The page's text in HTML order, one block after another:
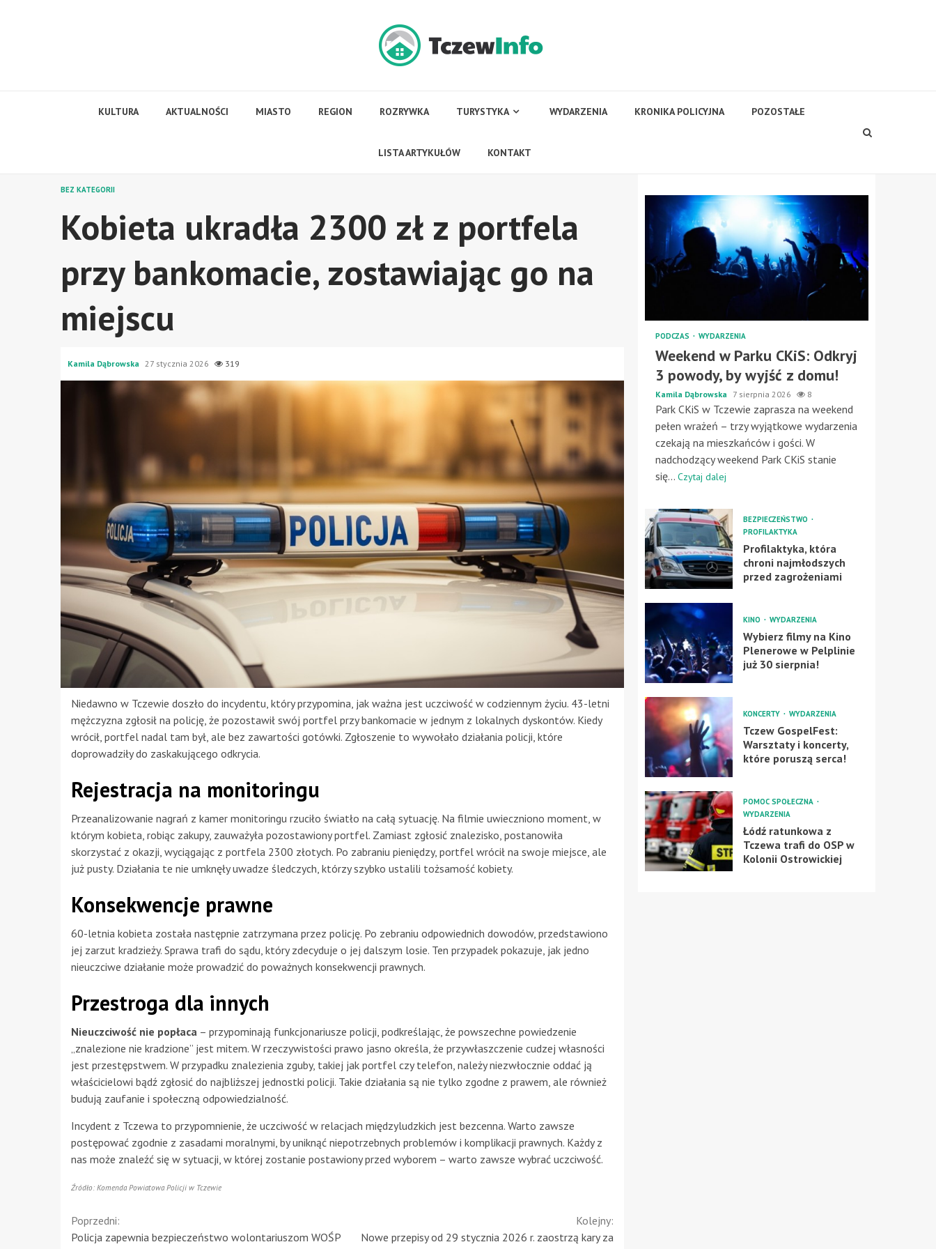
KULTURA AKTUALNOŚCI MIASTO REGION ROZRYWKA TURYSTYKA WYDARZENIA KRONIKA POLICYJNA POZOSTAŁE
LISTA ARTYKUŁÓW KONTAKT
BEZ KATEGORII
Kobieta ukradła 2300 zł z portfela
przy bankomacie, zostawiając go na
miejscu
Kamila Dąbrowska 27 stycznia 2026 319
Niedawno w Tczewie doszło do incydentu, który przypomina, jak ważna jest uczciwość w codziennym życiu. 43-letni
mężczyzna zgłosił na policję, że pozostawił swój portfel przy bankomacie w jednym z lokalnych dyskontów. Kiedy
wrócił, portfel nadal tam był, ale bez zawartości gotówki. Zgłoszenie to wywołało działania policji, które
doprowadziły do zaskakującego odkrycia.
Rejestracja na monitoringu
Przeanalizowanie nagrań z kamer monitoringu rzuciło światło na całą sytuację. Na filmie uwieczniono moment, w
którym kobieta, robiąc zakupy, zauważyła pozostawiony portfel. Zamiast zgłosić znalezisko, postanowiła
skorzystać z okazji, wyciągając z portfela 2300 złotych. Po zabraniu pieniędzy, portfel wrócił na swoje miejsce, ale
już pusty. Działania te nie umknęły uwadze śledczych, którzy szybko ustalili tożsamość kobiety.
Konsekwencje prawne
60-letnia kobieta została następnie zatrzymana przez policję. Po zebraniu odpowiednich dowodów, przedstawiono
jej zarzut kradzieży. Sprawa trafi do sądu, który zdecyduje o jej dalszym losie. Ten przypadek pokazuje, jak jedno
nieuczciwe działanie może prowadzić do poważnych konsekwencji prawnych.
Przestroga dla innych
Nieuczciwość nie popłaca – przypominają funkcjonariusze policji, podkreślając, że powszechne powiedzenie
„znalezione nie kradzione” jest mitem. W rzeczywistości prawo jasno określa, że przywłaszczenie cudzej własności
jest przestępstwem. W przypadku znalezienia zguby, takiej jak portfel czy telefon, należy niezwłocznie oddać ją
właścicielowi bądź zgłosić do najbliższej jednostki policji. Takie działania są nie tylko zgodne z prawem, ale również
budują zaufanie i społeczną odpowiedzialność.
Incydent z Tczewa to przypomnienie, że uczciwość w relacjach międzyludzkich jest bezcenna. Warto zawsze
postępować zgodnie z zasadami moralnymi, by uniknąć niepotrzebnych problemów i komplikacji prawnych. Każdy z
nas może znaleźć się w sytuacji, w której zostanie postawiony przed wyborem – warto zawsze wybrać uczciwość.
Źródło: Komenda Powiatowa Policji w Tczewie
Continue
Poprzedni:
Policja zapewnia bezpieczeństwo wolontariuszom WOŚP
Kolejny:
Nowe przepisy od 29 stycznia 2026 r. zaostrzą kary za
PODCZAS WYDARZENIA
Weekend w Parku CKiS: Odkryj
3 powody, by wyjść z domu!
Kamila Dąbrowska 7 sierpnia 2026 8
Park CKiS w Tczewie zaprasza na weekend
pełen wrażeń – trzy wyjątkowe wydarzenia
czekają na mieszkańców i gości. W
nadchodzący weekend Park CKiS stanie
się... Czytaj dalej
BEZPIECZEŃSTWO
PROFILAKTYKA
Profilaktyka, która
chroni najmłodszych
przed zagrożeniami
KINO WYDARZENIA
Wybierz filmy na Kino
Plenerowe w Pelplinie
już 30 sierpnia!
KONCERTY WYDARZENIA
Tczew GospelFest:
Warsztaty i koncerty,
które poruszą serca!
POMOC SPOŁECZNA
WYDARZENIA
Łódź ratunkowa z
Tczewa trafi do OSP w
Kolonii Ostrowickiej